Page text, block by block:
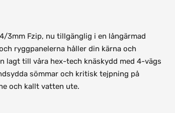
3mm Fzip, nu tillgänglig i en långärmad
ryggpanelerna håller din kärna och
lagt till våra hex-tech knäskydd med 4-vägs
sömmar och kritisk tejpning på
och kallt vatten ute.